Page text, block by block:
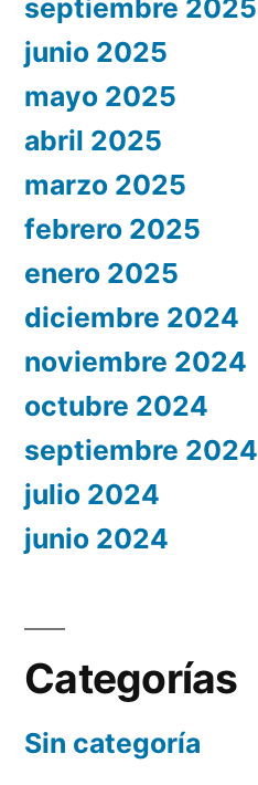
septiembre 2025
junio 2025
mayo 2025
abril 2025
marzo 2025
febrero 2025
enero 2025
diciembre 2024
noviembre 2024
octubre 2024
septiembre 2024
julio 2024
junio 2024
Categorías
Sin categoría